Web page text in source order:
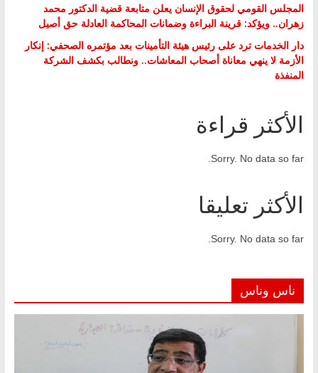
المجلس القومي لحقوق الإنسان يعلن متابعة قضية الدكتور محمد
زهران.. ويؤكد: قرينة البراءة وضمانات المحاكمة العادلة حق أصيل
دار الخدمات ترد على رئيس هيئة التأمينات بعد مؤتمره الصحفي: إنكار
الأزمة لا ينهي معاناة أصحاب المعاشات.. ونطالب بكشف الشركة
المنفذة
الأكثر قراءة
Sorry. No data so far.
الأكثر تعليقا
Sorry. No data so far.
ناس وناس